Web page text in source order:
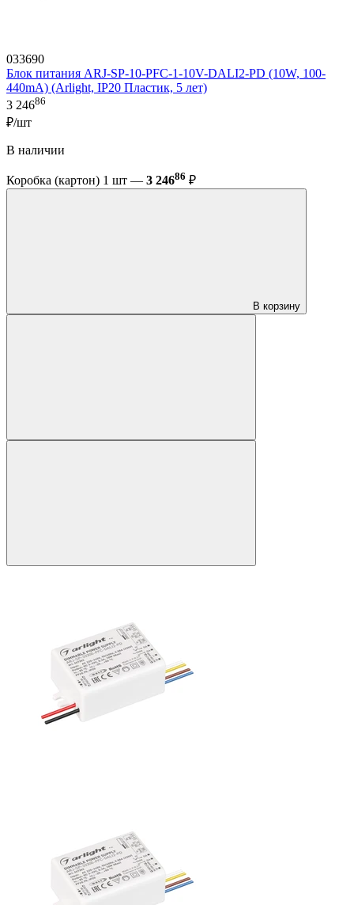
033690
Блок питания ARJ-SP-10-PFC-1-10V-DALI2-PD (10W, 100-
440mA) (Arlight, IP20 Пластик, 5 лет)
3 24686
₽/шт
В наличии
Коробка (картон) 1 шт — 3 24686 ₽
В корзину